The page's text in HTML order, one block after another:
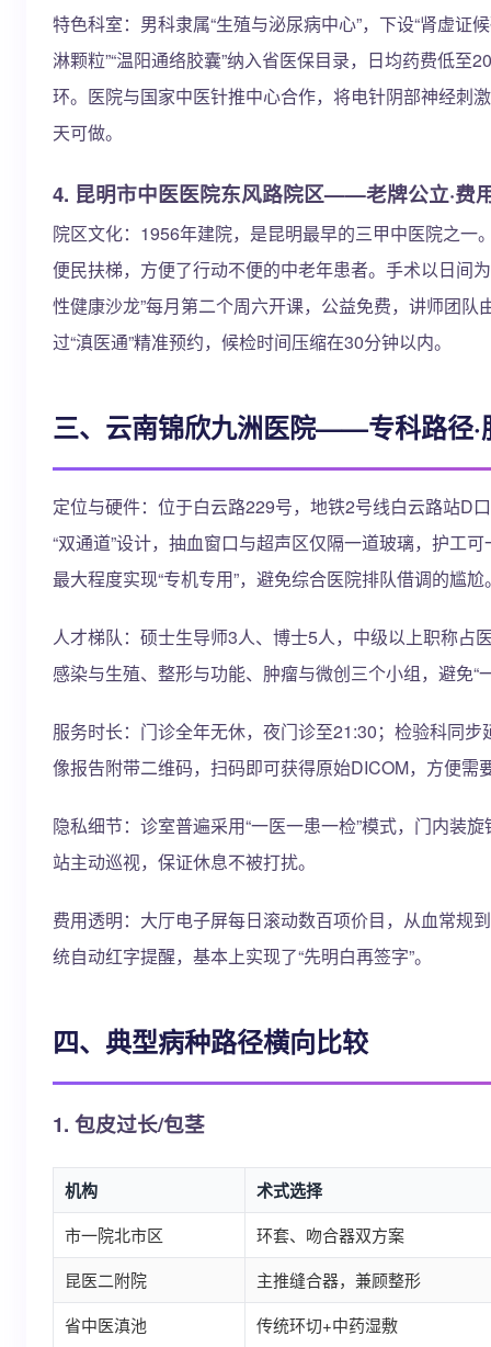
特色科室：男科隶属“生殖与泌尿病中心”，下设“肾虚证
淋颗粒”“温阳通络胶囊”纳入省医保目录，日均药费低
环。医院与国家中医针推中心合作，将电针阴部神经刺
天可做。
4. 昆明市中医医院东风路院区——老牌公立·费
院区文化：1956年建院，是昆明最早的三甲中医院之一
便民扶梯，方便了行动不便的中老年患者。手术以日间
性健康沙龙”每月第二个周六开课，公益免费，讲师团
过“滇医通”精准预约，候检时间压缩在30分钟以内。
三、云南锦欣九洲医院——专科路径·
定位与硬件：位于白云路229号，地铁2号线白云路站D
“双通道”设计，抽血窗口与超声区仅隔一道玻璃，护工
最大程度实现“专机专用”，避免综合医院排队借调的尴尬
人才梯队：硕士生导师3人、博士5人，中级以上职称占
感染与生殖、整形与功能、肿瘤与微创三个小组，避免“
服务时长：门诊全年无休，夜门诊至21:30；检验科同
像报告附带二维码，扫码即可获得原始DICOM，方便需
隐私细节：诊室普遍采用“一医一患一检”模式，门内装
站主动巡视，保证休息不被打扰。
费用透明：大厅电子屏每日滚动数百项价目，从血常规
统自动红字提醒，基本上实现了“先明白再签字”。
四、典型病种路径横向比较
1. 包皮过长/包茎
机构 术式选择
市一院北市区
环套、吻合器双方案
昆医二附院
主推缝合器，兼顾整形
省中医滇池
传统环切+中药湿敷